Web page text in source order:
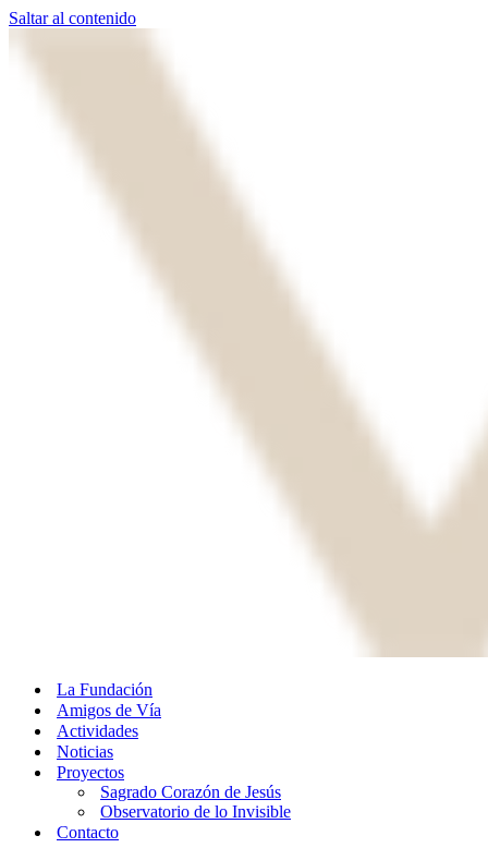
Saltar al contenido
La Fundación
Amigos de Vía
Actividades
Noticias
Proyectos
Sagrado Corazón de Jesús
Observatorio de lo Invisible
Contacto